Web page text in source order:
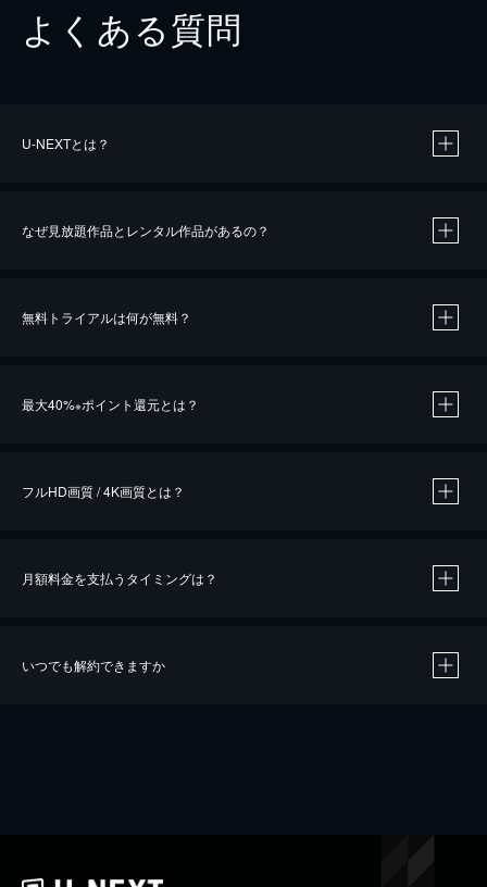
よくある質問
U-NEXTとは？
なぜ見放題作品とレンタル作品があるの？
無料トライアルは何が無料？
最大40%※ポイント還元とは？
※40％ポイント還元の対象は、クレジットカード決済による作品の購入 / レンタルです。
iOSアプリのUコイン決済による作品の購入 / レンタルは、20％のポイント還元です。
フルHD画質 / 4K画質とは？
月額料金を支払うタイミングは？
いつでも解約できますか